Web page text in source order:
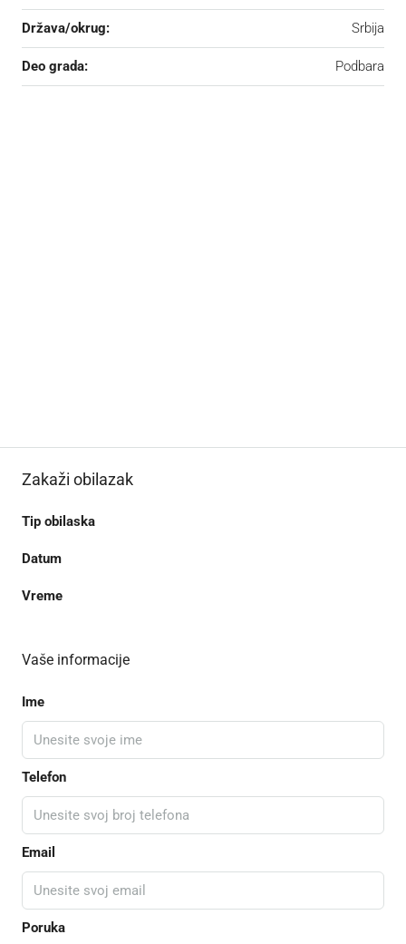
Država/okrug: Srbija
Deo grada: Podbara
Zakaži obilazak
Tip obilaska
Datum
Vreme
Vaše informacije
Ime
Telefon
Email
Poruka